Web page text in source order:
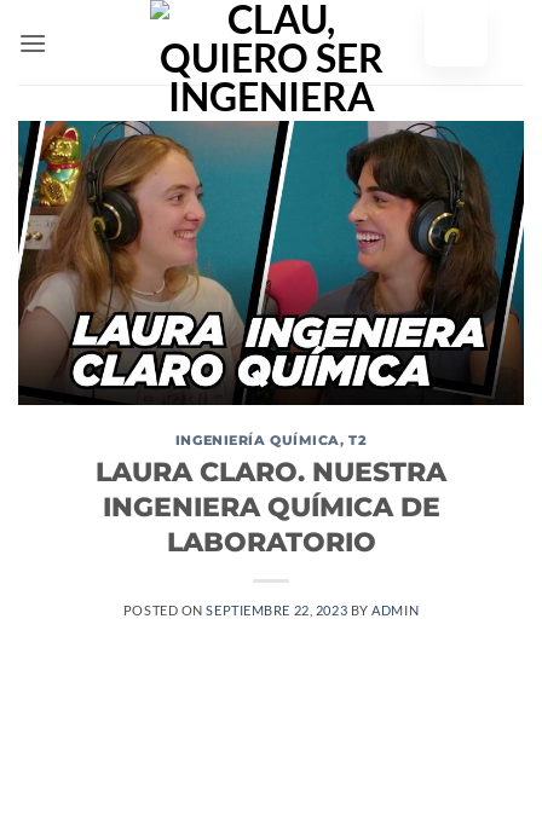
INGENIERÍA QUÍMICA,T2
LAURA CLARO. NUESTRA
INGENIERA QUÍMICA DE
LABORATORIO
POSTED ONSEPTIEMBRE 22, 2023 BYADMIN